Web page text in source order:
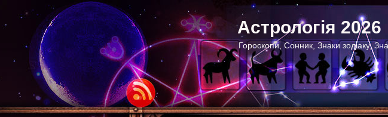
Астрологія 2026
Гороскопи, Сонник, Знаки зодіаку,